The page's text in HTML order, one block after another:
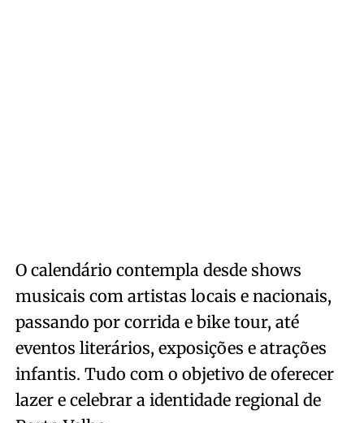
O calendário contempla desde shows
musicais com artistas locais e nacionais,
passando por corrida e bike tour, até
eventos literários, exposições e atrações
infantis. Tudo com o objetivo de oferecer
lazer e celebrar a identidade regional de